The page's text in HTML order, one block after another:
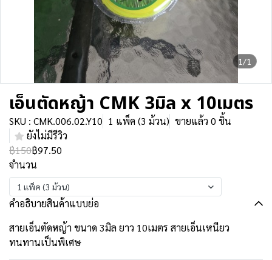
1/1
เอ็นตัดหญ้า CMK 3มิล x 10เมตร
SKU : CMK.006.02.Y10 1 แพ็ค (3 ม้วน) ขายแล้ว 0 ชิ้น
ยังไม่มีรีวิว
฿150฿97.50
จำนวน
1 แพ็ค (3 ม้วน)
คำอธิบายสินค้าแบบย่อ
สายเอ็นตัดหญ้า ขนาด 3มิล ยาว 10เมตร สายเอ็นเหนียว
ทนทานเป็นพิเศษ